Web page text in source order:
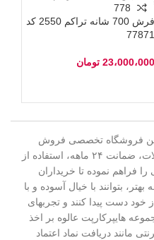
فرش 700 شانه تراکم 2550 کد
77871
23،000،000 تومان
فروشگاه تخصصی فروش
فرش در کشور، در کنار تنوع محصولات، ضمانت ۲۴ ماهه، استفاده از
فراهم نموده تا خریداران
بتوانند با خیال آسوده و با
خود دست پیدا کنند و تجربهای
هایپرکارپت عالوه بر اخذ
مانند دریافت نماد اعتماد